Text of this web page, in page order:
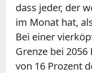
dass jeder, der
im Monat hat,
Bei einer
Grenze bei
von 16 Prozent